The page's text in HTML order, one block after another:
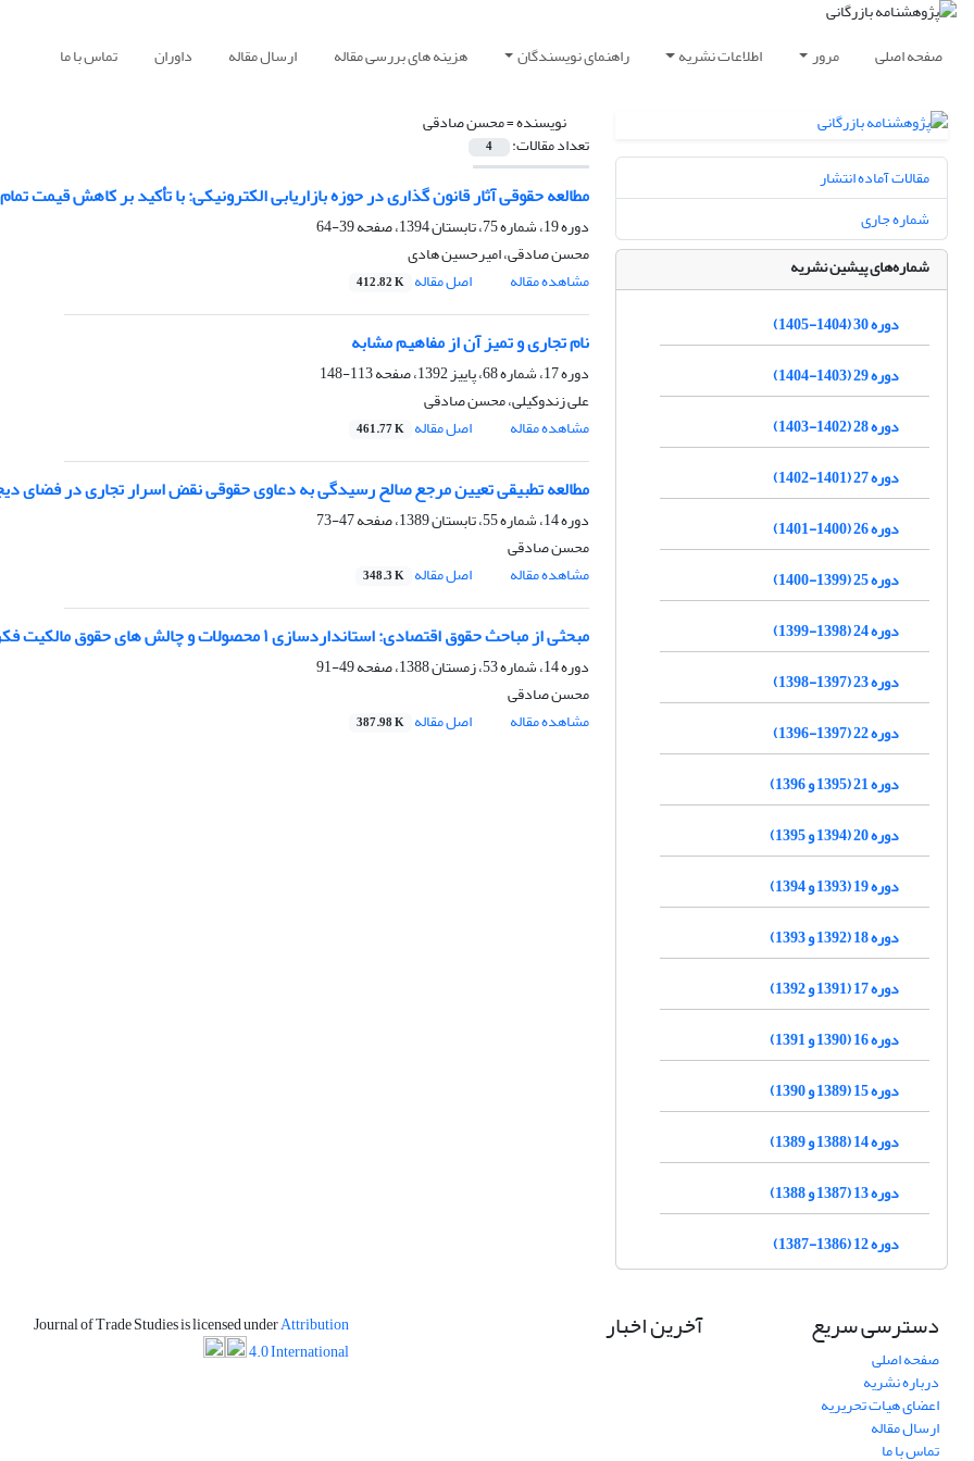
صفحه اصلی مرور اطلاعات نشریه راهنمای نویسندگان هزینه های بررسی مقاله ارسال مقاله داوران تماس با ما
نویسنده =محسن صادقی
تعداد مقالات: 4
مطالعه حقوقی آثار قانون گذاری در حوزه بازاریابی الکترونیکی: با تأکید بر کاهش قیمت
دوره 19، شماره 75، تابستان 1394، صفحه
39-64
محسن صادقی، امیرحسین هادی
مشاهده مقاله
اصل مقاله 412.82 K
نام تجاری و تمیز آن از مفاهیم مشابه
دوره 17، شماره 68، پاییز 1392، صفحه
113-148
علی زندوکیلی، محسن صادقی
مشاهده مقاله
اصل مقاله 461.77 K
مطالعه تطبیقی تعیین مرجع صالح رسیدگی به دعاوی حقوقی نقض اسرار تجاری در فضای
دوره 14، شماره 55، تابستان 1389، صفحه
47-73
محسن صادقی
مشاهده مقاله
اصل مقاله 348.3 K
مبحثی از مباحث حقوق اقتصادی: استانداردسازی ١ محصولات و چالش های حقوق مالکیت فکری
دوره 14، شماره 53، زمستان 1388، صفحه
49-91
محسن صادقی
مشاهده مقاله
اصل مقاله 387.98 K
مقالات آماده انتشار
شماره جاری
شماره‌های پیشین نشریه
دوره 30 (1404-1405)
دوره 29 (1403-1404)
دوره 28 (1402-1403)
دوره 27 (1401-1402)
دوره 26 (1400-1401)
دوره 25 (1399-1400)
دوره 24 (1398-1399)
دوره 23 (1397-1398)
دوره 22 (1397-1396)
دوره 21 (1395 و 1396)
دوره 20 (1394 و 1395)
دوره 19 (1393 و 1394)
دوره 18 (1392 و 1393)
دوره 17 (1391 و 1392)
دوره 16 (1390 و 1391)
دوره 15 (1389 و 1390)
دوره 14 (1388 و 1389)
دوره 13 (1387 و 1388)
دوره 12 (1386-1387)
دسترسی سریع
صفحه اصلی
درباره نشریه
اعضای هیات تحریریه
ارسال مقاله
تماس با ما
آخرین اخبار Journal of Trade Studies is licensed underAttribution
4.0 International